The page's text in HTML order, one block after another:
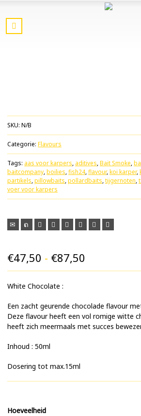
SKU: N/B
Categorie: Flavours
Tags: aas voor karpers, aditives,Bait Smoke,
baitcompany,boilies,fish24,flavour,koi karper,
partikels,pillowbaits,pollardbaits,tijgernoten,
voer voor karpers
€47,50 - €87,50
€47,50
€87,50
White Chocolate :
Een zacht geurende chocolade flavour
Deze flavour heeft een vol romige witte
heeft zich meermaals met succes
Inhoud : 50ml
Dosering tot max.15ml
Hoeveelheid